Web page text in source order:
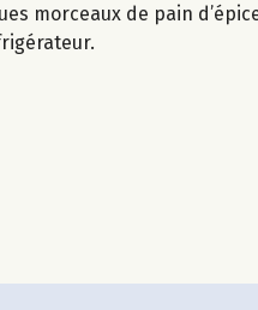
morceaux de pain